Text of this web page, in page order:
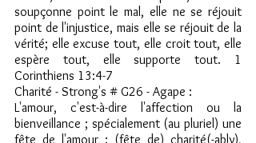
soupçonne point le mal, elle ne se réjouit
point de l'injustice, mais elle se réjouit de la
vérité; elle excuse tout, elle croit tout, elle
espère tout, elle supporte tout. 1
Corinthiens 13:4-7
Charité - Strong's # G26 - Agape :
L'amour, c'est-à-dire l'affection ou la
bienveillance ; spécialement (au pluriel) une
fête de l'amour : (fête de) charité(-ably),